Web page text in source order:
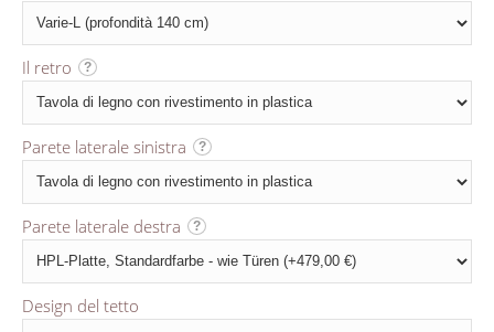
Il retro ?
Parete laterale sinistra ?
Parete laterale destra ?
Design del tetto